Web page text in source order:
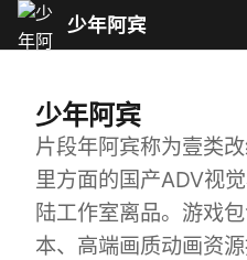
少年阿宾
少年阿宾
片段年阿宾称为壹类
里方面的国产ADV视
陆工作室离品。游戏
本、高端画质动画资